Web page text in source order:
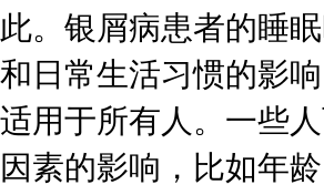
此。银屑病患者的睡
和日常生活习惯的影
适用于所有人。一些
因素的影响，比如年